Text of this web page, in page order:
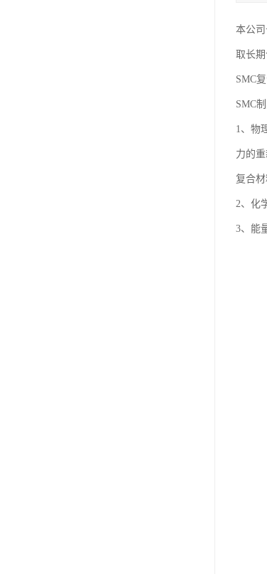
本公
取长期
SMC
SMC
1、物
力的
复合
2、化
3、能